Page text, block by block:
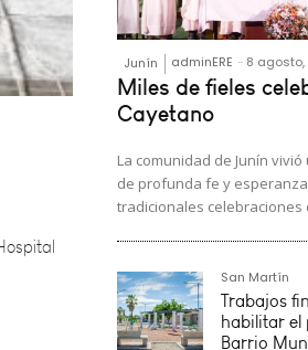
Junín adminERE - 8
Miles de fieles
Cayetano
La comunidad de Junín
de profunda fe y
tradicionales celebraciones
San Martín
Trabajos
habilitar el
Barrio